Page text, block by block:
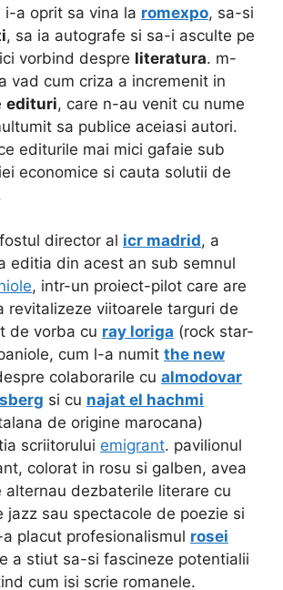
i-a oprit sa vina la romexpo, sa-si
, sa ia autografe si sa-i asculte pe
vorbind despre literatura. m-
vad cum criza a incremenit in
edituri, care n-au venit cu nume
sa publice aceiasi autori.
editurile mai mici gafaie sub
economice si cauta solutii de
director al icr madrid, a
editia din acest an sub semnul
, intr-un proiect-pilot care are
revitalizeze viitoarele targuri de
de vorba cu ray loriga (rock star-
cum l-a numit the new
colaborarile cu almodovar
si cu najat el hachmi
de origine marocana)
scriitorului emigrant. pavilionul
colorat in rosu si galben, avea
alternau dezbaterile literare cu
jazz sau spectacole de poezie si
placut profesionalismul rosei
a stiut sa-si fascineze potentialii
cum isi scrie romanele.